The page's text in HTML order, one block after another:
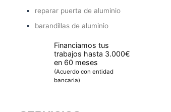
reparar puerta de aluminio
barandillas de aluminio
Financiamos tus
trabajos hasta 3.000€
en 60 meses
(Acuerdo con entidad
bancaria)